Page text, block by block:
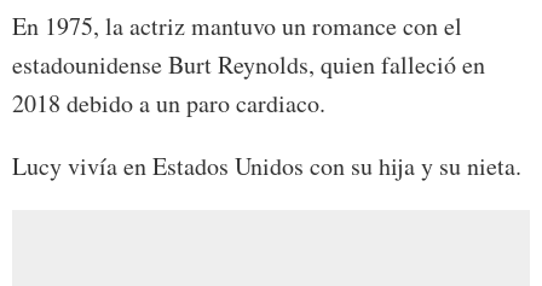
En 1975, la actriz mantuvo un romance con el
estadounidense Burt Reynolds, quien falleció en
2018 debido a un paro cardiaco.
Lucy vivía en Estados Unidos con su hija y su nieta.